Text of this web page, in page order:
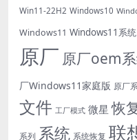
Win11-22H2 Windows10
Windows11 Windows11系统
原厂 原厂oem
厂Windows11家庭版 原厂
文件 工厂模式 微星 恢
系列 系统 系统恢复 联